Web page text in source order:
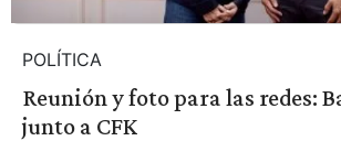
POLÍTICA
Reunión y foto para las redes:
junto a CFK